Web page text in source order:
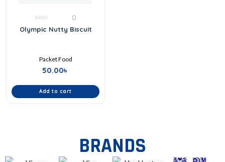
out
0
Olympic Nutty Biscuit
Packet Food
50.00৳
Add to cart
BRANDS